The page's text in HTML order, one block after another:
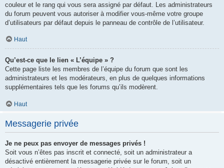
couleur et le rang qui vous sera assigné par défaut. Les administrateurs
du forum peuvent vous autoriser à modifier vous-même votre groupe
d’utilisateurs par défaut depuis le panneau de contrôle de l’utilisateur.
Haut
Qu’est-ce que le lien « L’équipe » ?
Cette page liste les membres de l’équipe du forum que sont les
administrateurs et les modérateurs, en plus de quelques informations
supplémentaires tels que les forums qu’ils modèrent.
Haut
Messagerie privée
Je ne peux pas envoyer de messages privés !
Soit vous n’êtes pas inscrit et connecté, soit un administrateur a
désactivé entièrement la messagerie privée sur le forum, soit un